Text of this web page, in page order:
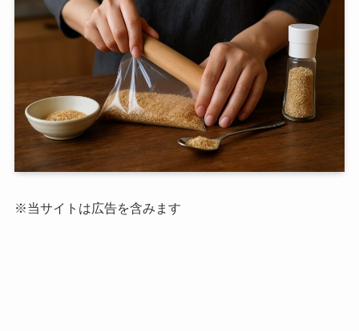
※当サイトは広告を含みます